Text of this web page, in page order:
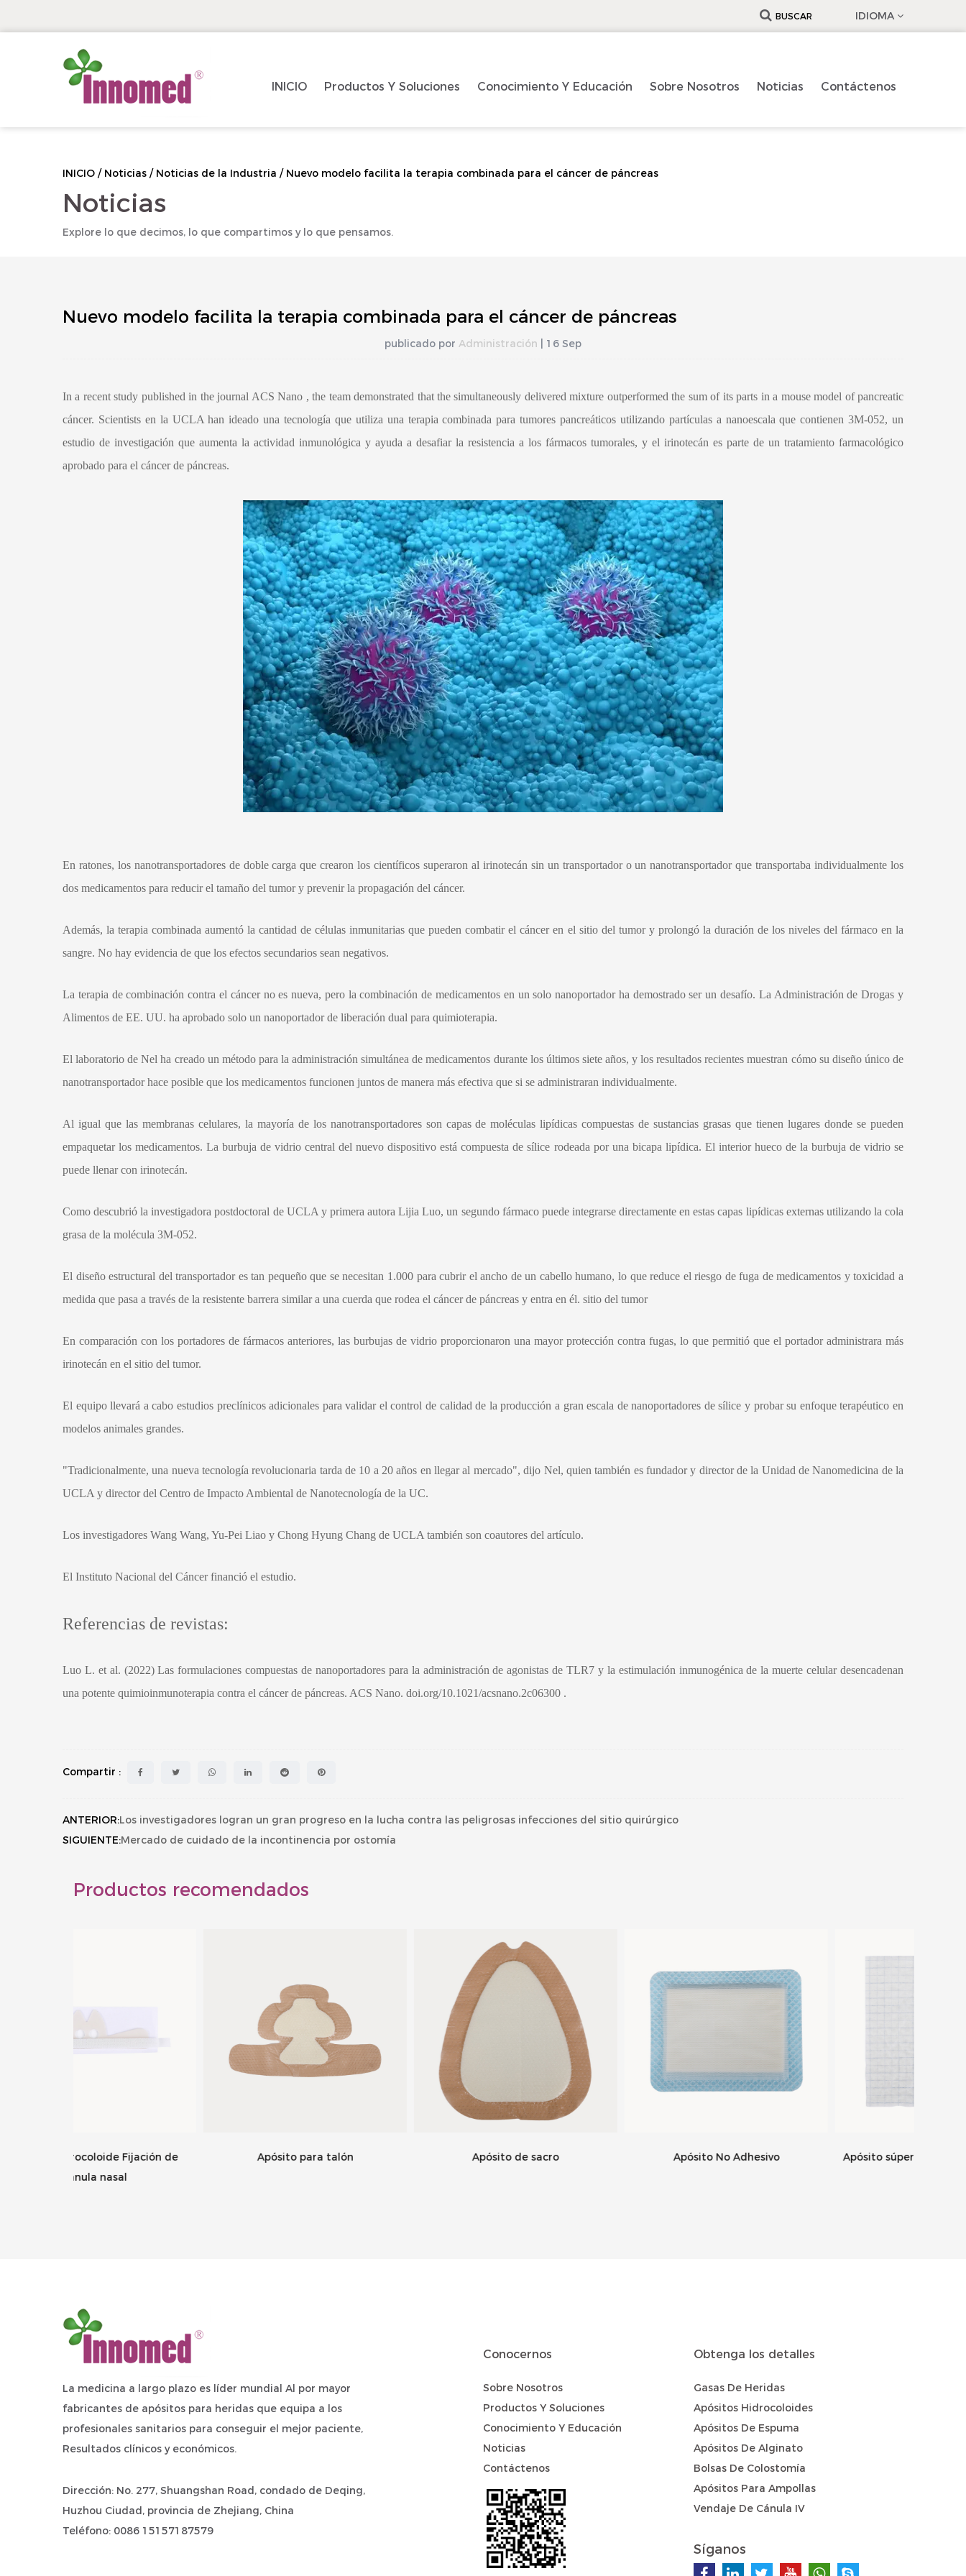
IDIOMA
BUSCAR
INICIO Productos Y Soluciones Conocimiento Y Educación Sobre Nosotros Noticias Contáctenos
INICIO / Noticias / Noticias de la Industria / Nuevo modelo facilita la terapia combinada para el cáncer de páncreas
Noticias
Explore lo que decimos, lo que compartimos y lo que pensamos.
Nuevo modelo facilita la terapia combinada para el cáncer de páncreas
publicado por Administración | 16 Sep
In a recent study published in the journal ACS Nano , the team demonstrated that the simultaneously delivered mixture outperformed the sum of its parts in a mouse model of pancreatic
cáncer. Scientists en la UCLAhan ideado una tecnología que utiliza una terapia combinada para tumores pancreáticos utilizando partículas a nanoescala que contienen 3M-052, un
estudio de investigación que aumenta la actividad inmunológica y ayuda a desafiar la resistencia a los fármacos tumorales, y el irinotecán es parte de un tratamiento farmacológico
aprobado para el cáncer de páncreas.
En ratones, los nanotransportadores de doble carga que crearon los científicos superaron al irinotecán sin un transportador o un nanotransportador que transportaba individualmente los
dos medicamentos para reducir el tamaño del tumor y prevenir la propagación del cáncer.
Además, la terapia combinada aumentó la cantidad de células inmunitarias que pueden combatir el cáncer en el sitio del tumor y prolongó la duración de los niveles del fármaco en la
sangre. No hay evidencia de que los efectos secundarios sean negativos.
La terapia de combinación contra el cáncer no es nueva, pero la combinación de medicamentos en un solo nanoportador ha demostrado ser un desafío. La Administración de Drogas y
Alimentos de EE. UU. ha aprobado solo un nanoportador de liberación dual para quimioterapia.
El laboratorio de Nel ha creado un método para la administración simultánea de medicamentos durante los últimos siete años, y los resultados recientes muestran cómo su diseño único de
nanotransportador hace posible que los medicamentos funcionen juntos de manera más efectiva que si se administraran individualmente.
Al igual que las membranas celulares, la mayoría de los nanotransportadores son capas de moléculas lipídicas compuestas de sustancias grasas que tienen lugares donde se pueden
empaquetar los medicamentos. La burbuja de vidrio central del nuevo dispositivo está compuesta de sílice rodeada por una bicapa lipídica. El interior hueco de la burbuja de vidrio se
puede llenar con irinotecán.
Como descubrió la investigadora postdoctoral de UCLA y primera autora Lijia Luo, un segundo fármaco puede integrarse directamente en estas capas lipídicas externas utilizando la cola
grasa de la molécula 3M-052.
El diseño estructural del transportador es tan pequeño que se necesitan 1.000 para cubrir el ancho de un cabello humano, lo que reduce el riesgo de fuga de medicamentos y toxicidad a
medida que pasa a través de la resistente barrera similar a una cuerda que rodea el cáncer de páncreas y entra en él. sitio del tumor
En comparación con los portadores de fármacos anteriores, las burbujas de vidrio proporcionaron una mayor protección contra fugas, lo que permitió que el portador administrara más
irinotecán en el sitio del tumor.
El equipo llevará a cabo estudios preclínicos adicionales para validar el control de calidad de la producción a gran escala de nanoportadores de sílice y probar su enfoque terapéutico en
modelos animales grandes.
"Tradicionalmente, una nueva tecnología revolucionaria tarda de 10 a 20 años en llegar al mercado", dijo Nel, quien también es fundador y director de la Unidad de Nanomedicina de la
UCLA y director del Centro de Impacto Ambiental de Nanotecnología de la UC.
Los investigadores Wang Wang, Yu-Pei Liao y Chong Hyung Chang de UCLA también son coautores del artículo.
El Instituto Nacional del Cáncer financió el estudio.
Referencias de revistas:
Luo L. et al. (2022) Las formulaciones compuestas de nanoportadores para la administración de agonistas de TLR7 y la estimulación inmunogénica de la muerte celular desencadenan
una potente quimioinmunoterapia contra el cáncer de páncreas. ACS Nano. doi.org/10.1021/acsnano.2c06300 .
Compartir :
ANTERIOR:Los investigadores logran un gran progreso en la lucha contra las peligrosas infecciones del sitio quirúrgico
SIGUIENTE:Mercado de cuidado de la incontinencia por ostomía
Productos recomendados
Apósito para talón Apósito de sacro Apósito No Adhesivo Apósito súper absorbente (Innosorb)
La medicina a largo plazo es líder mundial Al por mayor
fabricantes de apósitos para heridas que equipa a los
profesionales sanitarios para conseguir el mejor paciente,
Resultados clínicos y económicos.
Dirección: No. 277, Shuangshan Road, condado de Deqing,
Huzhou Ciudad, provincia de Zhejiang, China
Teléfono: 0086 15157187579
Conocernos
Sobre Nosotros
Productos Y Soluciones
Conocimiento Y Educación
Noticias
Contáctenos
Obtenga los detalles
Gasas De Heridas
Apósitos Hidrocoloides
Apósitos De Espuma
Apósitos De Alginato
Bolsas De Colostomía
Apósitos Para Ampollas
Vendaje De Cánula IV
Síganos